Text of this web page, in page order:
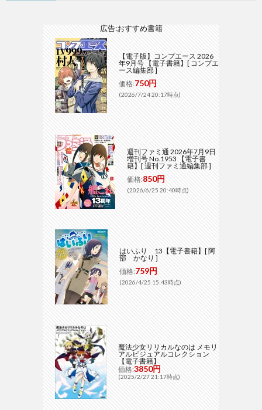
広告:おすすめ書籍
【電子版】コンプエース 2026
年9月号 【電子書籍】[ コンプエ
ース編集部 ]
価格:750円
(2026/7/24 20:17時点)
週刊ファミ通 2026年7月9日
増刊号 No.1953 【電子書
籍】[ 週刊ファミ通編集部 ]
価格:850円
(2026/6/25 20:40時点)
はいふり 13【電子書籍】[ 阿
部 かなり ]
価格:759円
(2026/4/25 15:43時点)
魔法少女リリカルなのは メモリ
アルビジュアルコレクション
【電子書籍】
価格:3850円
(2025/2/27 21:17時点)